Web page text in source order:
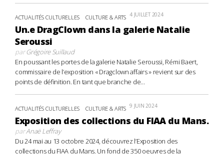
ACTUALITÉS CULTURELLES CULTURE & ARTS 4 JUILLET 2024
Un.e DragClown dans la galerie Natalie
Seroussi
parGrégoire Suillaud
En poussant les portes de la galerie Natalie Seroussi, Rémi Baert,
commissaire de l’exposition « Dragclown affairs » revient sur des
points de définition. En tant que branche de...
ACTUALITÉS CULTURELLES CULTURE & ARTS 9 JUIN 2024
Exposition des collections du FIAA du Mans.
parAnaë Leffray
Du 24 mai au 13 octobre 2024, découvrez l’Exposition des
collections du FIAA du Mans. Un fond de 350 oeuvres de la